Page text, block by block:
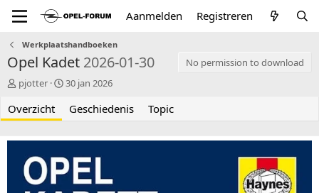
Aanmelden Registreren
Werkplaatshandboeken
Opel Kadet 2026-01-30
No permission to download
A
t
e
pjotter
C
a
o
n
30 jan 2026
Overzicht Geschiedenis Topic